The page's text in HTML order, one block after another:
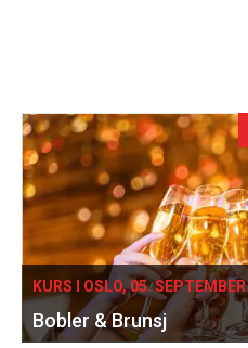
KURS I OSLO, 05. SEPTEMBER
Bobler & Brunsj